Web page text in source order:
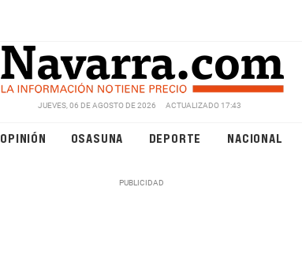
JUEVES, 06 DE AGOSTO DE 2026 ACTUALIZADO 17:43
OPINIÓN OSASUNA DEPORTE NACIONAL